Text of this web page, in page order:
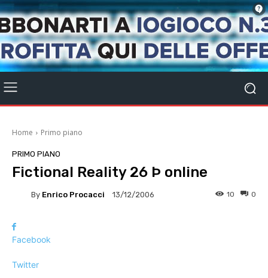
Home Primo piano
PRIMO PIANO
Fictional Reality 26 Þ online
By Enrico Procacci 13/12/2006 0
10
Facebook
Twitter